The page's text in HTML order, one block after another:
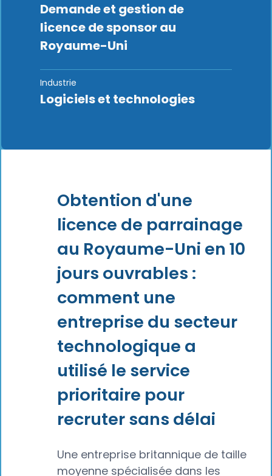
Demande et gestion de
licence de sponsor au
Royaume-Uni
Industrie
Logiciels et technologies
Obtention d'une
licence de parrainage
au Royaume-Uni en 10
jours ouvrables :
comment une
entreprise du secteur
technologique a
utilisé le service
prioritaire pour
recruter sans délai
Une entreprise britannique de taille
moyenne spécialisée dans les